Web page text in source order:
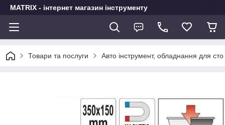
MATRIX - інтернет магазин інструменту
Товари та послуги Авто інструмент, обладнання для сто